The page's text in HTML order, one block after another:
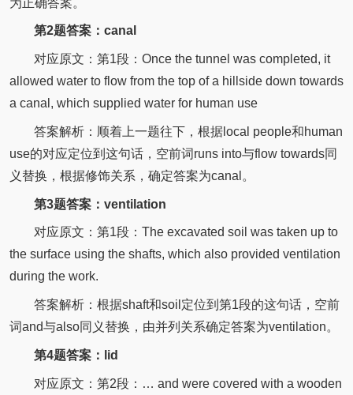
第2题答案：canal
对应原文：第1段：Once the tunnel was completed, it
allowed water to flow from the top of a hillside down towards
a canal, which supplied water for human use
答案解析：顺着上一题往下，根据local people和human
use的对应定位到这句话，空前词runs into与flow towards同
义替换，根据修饰关系，确定答案为canal。
第3题答案：ventilation
对应原文：第1段：The excavated soil was taken up to
the surface using the shafts, which also provided ventilation
during the work.
答案解析：根据shaft和soil定位到第1段的这句话，空前
词and与also同义替换，由并列关系确定答案为ventilation。
第4题答案：lid
对应原文：第2段：… and were covered with a wooden